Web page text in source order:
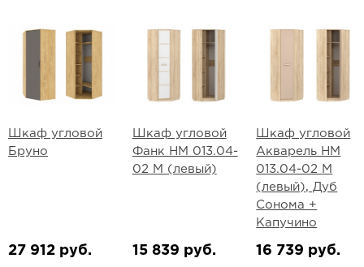
Шкаф угловой
Бруно
27 912 руб.
Шкаф угловой
Фанк НМ 013.04-
02 М (левый)
15 839 руб.
Шкаф угловой
Акварель НМ
013.04-02 М
(левый), Дуб
Сонома +
Капучино
16 739 руб.